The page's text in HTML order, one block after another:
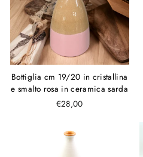
Bottiglia cm 19/20 in cristallina
e smalto rosa in ceramica sarda
€28,00